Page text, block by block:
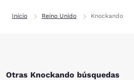
Inicio Reino Unido Knockando
Otras Knockando búsquedas